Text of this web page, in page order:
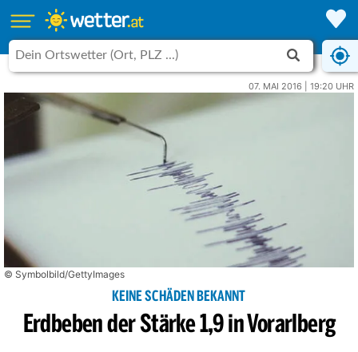
07. MAI 2016 | 19:20 UHR
© Symbolbild/GettyImages
KEINE SCHÄDEN BEKANNT
Erdbeben der Stärke 1,9 in Vorarlberg